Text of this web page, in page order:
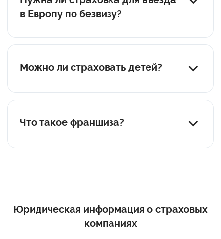
в Европу по безвизу?
Да, как и в любую страну.
Можно ли страховать детей?
Да. В таком случае страхователем будет взрослый, а
застрахованным — ребенок.
Что такое франшиза?
Франшиза — это сумма, которую турист при
указывает, что у вашей страховки франшиза 10%,
оплатить вы. В нашем каталоге большинство
страховок имеют нулевую франшизу — это
означает, что платить вам ничего не придется.
Юридическая информация о страховых
компаниях